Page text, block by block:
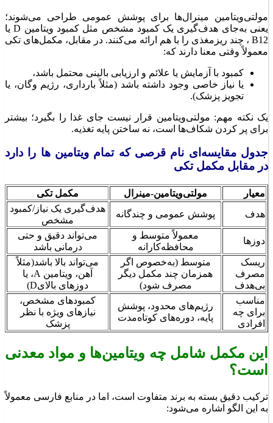
مولتی‌ویتامین مینرال‌ها برای پوشش عمومی طراحی می‌شوند؛
یعنی به‌جای هدف‌گیری یک کمبود مشخص مثل کمبود ویتامین D یا
B12 ، چند ریزمغذی را با هم ارائه می‌کنند. در مقابل، مکمل‌های تکی
معمولاً وقتی معنا دارند که:
کمبود با آزمایش یا علائم و ارزیابی بالینی محتمل باشد،
یا نیاز خاصی وجود داشته باشد (مثلاً بارداری، رژیم وگان، یا
تجویز پزشک).
یک نکته مهم: مولتی‌ویتامین قرار نیست جای غذا را بگیرد؛ بیشتر
برای پر کردن شکاف‌ها است، نه ساختن پایه تغذیه.
جدول مقایسه‌ای نام قرصی که تمام ویتامین ها را دارد
در مقابل مکمل تکی
معیار مولتی‌ویتامین-مینرال
مکمل تکی
هدف
پوشش عمومی و چندگانه
هدف‌گیری یک نیاز/کمبود
مشخص
دوزها
معمولاً متوسط و
محافظه‌کارانه
می‌تواند دقیق و حتی
درمانی باشد
ریسک
مصرف
بی‌هدف
متوسط (به‌خصوص اگر
همزمان چند مکمل دیگر
مصرف شود)
می‌تواند بالا باشد(مثلاً
آهن، ویتامین A، یا
دوزهای بالایD)
مناسب
برای چه
افرادی
رژیم‌های محدود، پوشش
پایه، دوره‌های کوتاه‌مدت
کمبودهای مشخص،
نیازهای ویژه با نظر
پزشک
این مکمل شامل چه ویتامین‌ها و مواد معدنی
است؟
ترکیب دقیق بسته به برند متفاوت است، اما در منابع فارسی معمولاً
به این الگو اشاره می‌شود: